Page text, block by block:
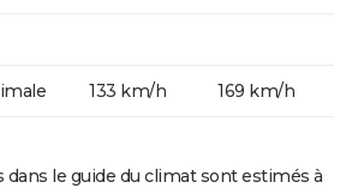
133 km/h 169 km/h
le guide du climat sont estimés à